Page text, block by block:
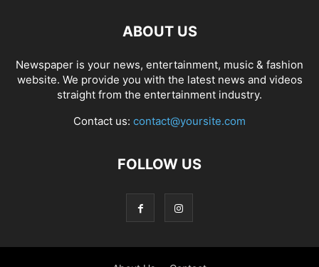
ABOUT US
Newspaper is your news, entertainment, music & fashion
website. We provide you with the latest news and videos
straight from the entertainment industry.
Contact us: contact@yoursite.com
FOLLOW US